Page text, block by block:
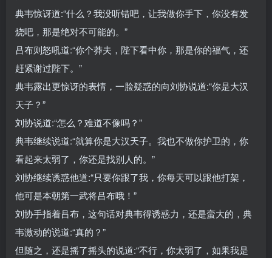
典韦惊讶道:“什么？我没听错吧，让我做你手下，你没有发
烧吧，那是绝对不可能的。”
吕布则怒吼道:“你个莽夫，陛下看中你，那是你的福气，还
赶紧谢过陛下。”
典韦露出更惊讶的表情，一脸疑惑的向刘协说道:“你是大汉
天子？”
刘协说道:“怎么？难道不像吗？”
典韦继续说道:“就算你是大汉天子。我也不做你护卫的，你
看起来太弱了，你还是找别人的。”
刘协继续诱惑他道:“只要你跟了我，你每天可以跟他打架，
他可是本朝第一武将吕布哦！”
刘协手指着吕布，这句话对典韦得诱惑力，还是蛮大的，典
韦激动的说道:“真的？”
但随之，还是摇了摇头的说道:“不行，你太弱了，如果我是